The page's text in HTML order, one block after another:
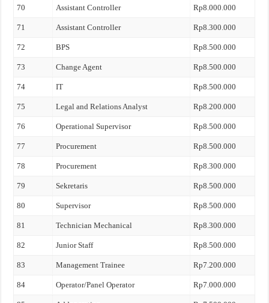
70 Assistant Controller Rp8.000.000
71 Assistant Controller Rp8.300.000
72 BPS Rp8.500.000
73 Change Agent Rp8.500.000
74 IT Rp8.500.000
75 Legal and Relations Analyst Rp8.200.000
76 Operational Supervisor Rp8.500.000
77 Procurement Rp8.500.000
78 Procurement Rp8.300.000
79 Sekretaris Rp8.500.000
80 Supervisor Rp8.500.000
81 Technician Mechanical Rp8.300.000
82 Junior Staff Rp8.500.000
83 Management Trainee Rp7.200.000
84 Operator/Panel Operator Rp7.000.000